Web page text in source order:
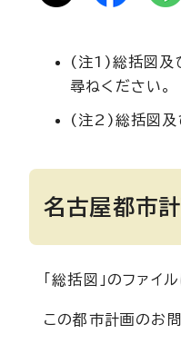
(注1)総括図及
尋ねください。
(注2)総括図及
名古屋都市
「総括図」のファ
この都市計画の